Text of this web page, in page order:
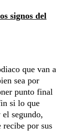
signos del
que van a
sea por
punto final
si lo que
el segundo,
recibe por sus